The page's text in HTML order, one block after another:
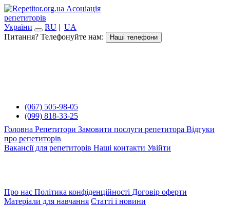
Асоціація
репетиторів
України
RU | UA
Питання? Телефонуйте нам:
Наші телефони
(067) 505-98-05
(099) 818-33-25
Головна Репетитори Замовити послуги репетитора Відгуки
про репетиторів
Вакансії для репетиторів Наші контакти Увійти
Про нас Політика конфіденційності Договір оферти
Матеріали для навчання Статті і новини